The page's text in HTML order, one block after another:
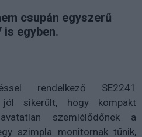
csupán egyszerű
is egyben.
rendelkező SE2241
jól sikerült, hogy kompakt
szemlélődőnek a
szimpla monitornak tűnik,